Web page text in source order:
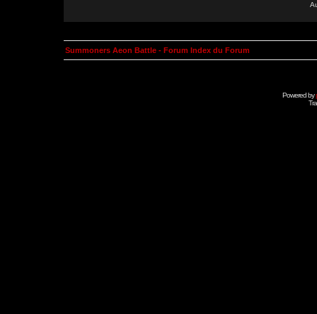
Summoners Aeon Battle - Forum Index du Forum
Powered by